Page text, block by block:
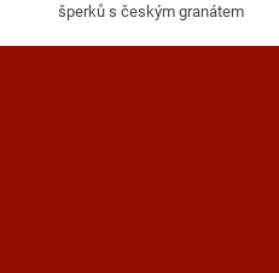
šperků s českým granátem